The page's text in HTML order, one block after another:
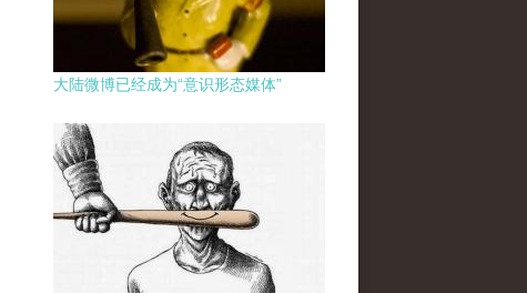
大陆微博已经成为“意识形态媒体”